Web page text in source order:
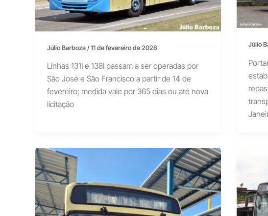
Júlio Barboza/11 de fevereiro de 2026
Linhas 131I e 138I passam a ser operadas por
São José e São Francisco a partir de 14 de
fevereiro; medida vale por 365 dias ou até nova
licitação
Júlio